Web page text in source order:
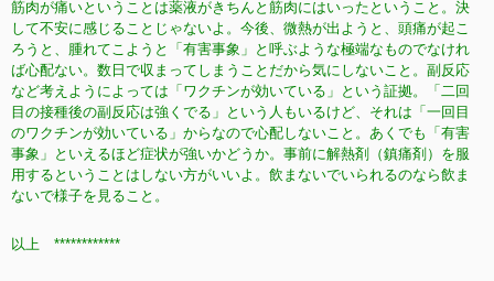
筋肉が痛いということは薬液がきちんと筋肉にはいったということ。決
して不安に感じることじゃないよ。今後、微熱が出ようと、頭痛が起こ
ろうと、腫れてこようと「有害事象」と呼ぶような極端なものでなけれ
ば心配ない。数日で収まってしまうことだから気にしないこと。副反応
など考えようによっては「ワクチンが効いている」という証拠。「二回
目の接種後の副反応は強くでる」という人もいるけど、それは「一回目
のワクチンが効いている」からなので心配しないこと。あくでも「有害
事象」といえるほど症状が強いかどうか。事前に解熱剤（鎮痛剤）を服
用するということはしない方がいいよ。飲まないでいられるのなら飲ま
ないで様子を見ること。
以上 ************